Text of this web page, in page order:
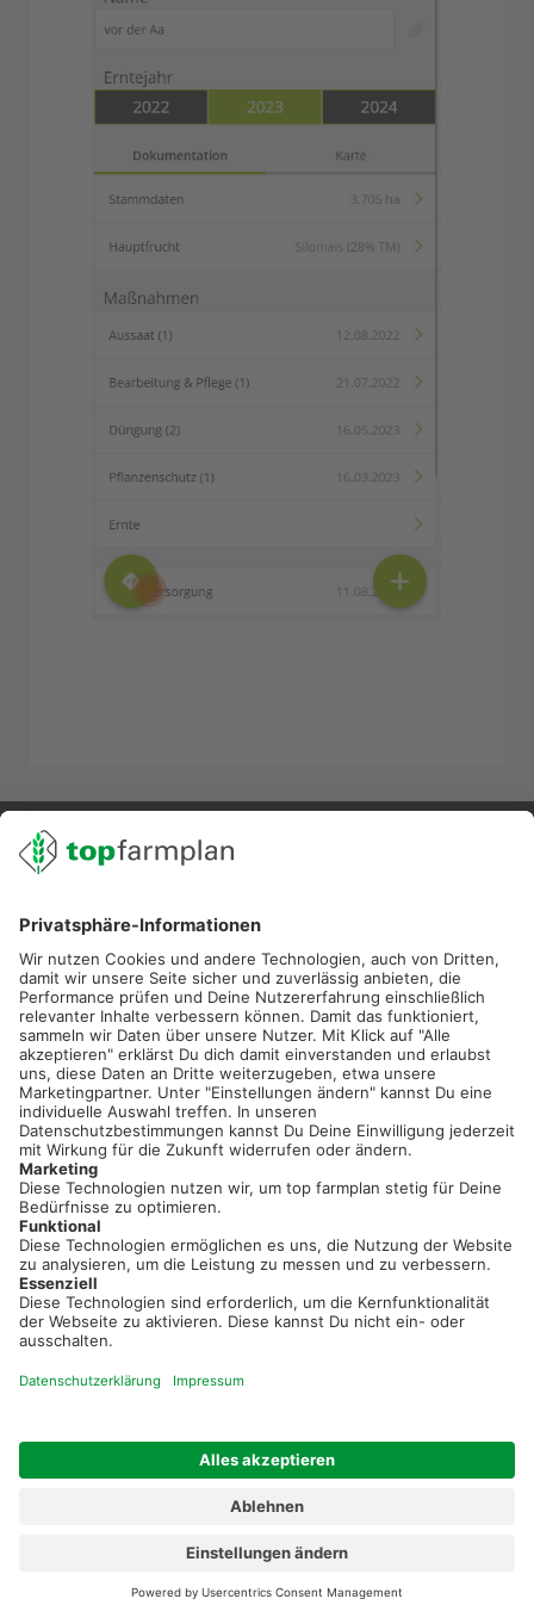
02501 801 44 84
service@topfarmplan.de
Sei immer auf dem Laufenden!
Neue Features, spannende Tipps und hilfreiche Anleitungen!
Registriere dich kostenlos!
einfach und bequem!
Kostenlos registrieren & sofort starten
Impressum Kontakt & Hilfe
Auftragsverarbeitung